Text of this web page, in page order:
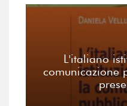
L'italiano
comunicazione